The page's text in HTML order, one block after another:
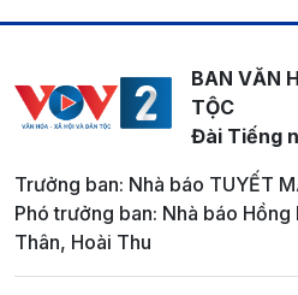
BAN VĂN
TỘC
Đài Tiếng
Trưởng ban: Nhà báo TUYẾT
Phó trưởng ban: Nhà báo Hồng
Thân, Hoài Thu